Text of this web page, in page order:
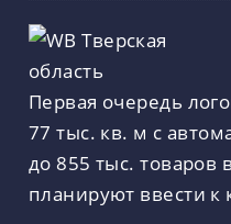
Первая очередь
77 тыс. кв. м с
до 855 тыс. товаров
планируют ввести к